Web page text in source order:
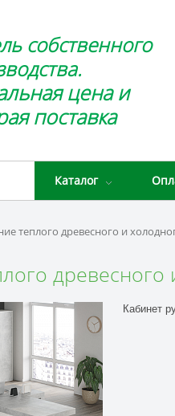
собственного
цена и
поставка
Каталог
теплого древесного и
Кабинет